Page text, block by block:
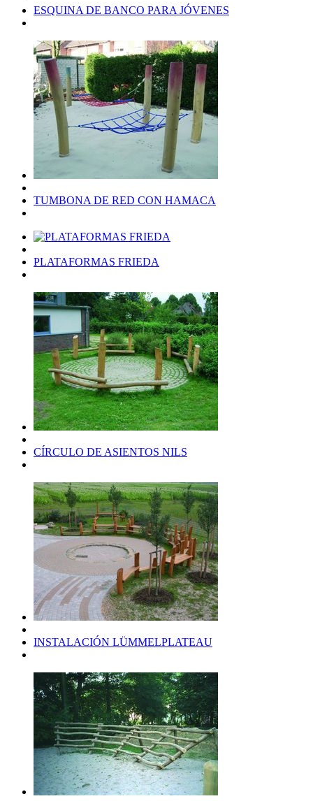
ESQUINA DE BANCO PARA JÓVENES
TUMBONA DE RED CON HAMACA
PLATAFORMAS FRIEDA
CÍRCULO DE ASIENTOS NILS
INSTALACIÓN LÜMMELPLATEAU